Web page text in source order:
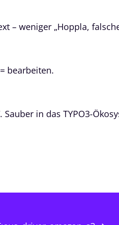
– weniger „Hoppla,
bearbeiten.
Sauber in das TYPO3-